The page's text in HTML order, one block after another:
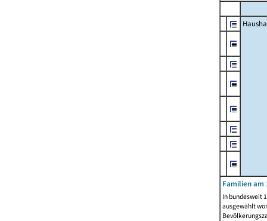
Familien am
In bundesweit
ausgewählt